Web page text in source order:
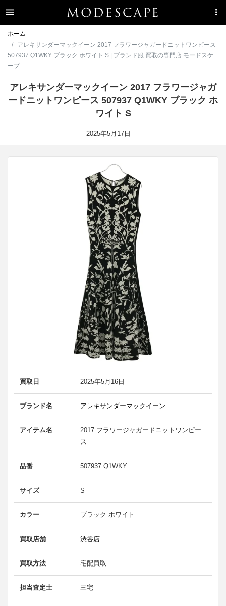
ホーム
アレキサンダーマックイーン 2017 フラワージャガードニットワンピース
507937 Q1WKY ブラック ホワイト S | ブランド服 買取の専門店 モードスケ
ープ
アレキサンダーマックイーン 2017 フラワージャガ
ードニットワンピース 507937 Q1WKY ブラック ホ
ワイト S
2025年5月17日
買取日 2025年5月16日
ブランド名 アレキサンダーマックイーン
アイテム名
2017 フラワージャガードニットワンピー
ス
品番 507937 Q1WKY
サイズ S
カラー ブラック ホワイト
買取店舗 渋谷店
買取方法 宅配買取
担当査定士 三宅